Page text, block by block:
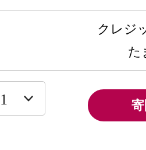
クレジ
た